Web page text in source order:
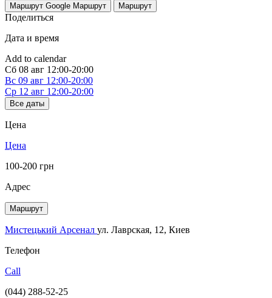
Маршрут Google Маршрут Маршрут
Поделиться
Дата и время
Add to calendar
Сб 08 авг 12:00-20:00
Вс 09 авг 12:00-20:00
Ср 12 авг 12:00-20:00
Все даты
Цена
Цена
100-200 грн
Адрес
Маршрут
Мистецький Арсенал ул. Лаврская, 12, Киев
Телефон
Call
(044) 288-52-25